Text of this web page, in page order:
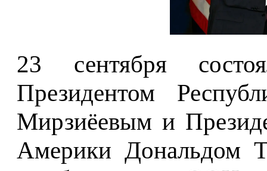
23 сентября
Президентом
Мирзиёевым и
Америки Дональдом